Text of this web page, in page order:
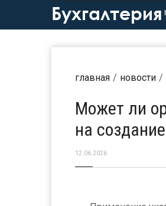
Бухгалтерия
главная новости
Может ли
на
12.06.2026